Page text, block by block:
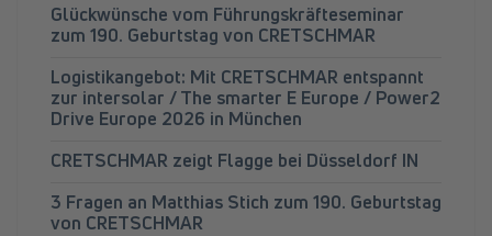
Glückwünsche vom Führungskräfteseminar
zum 190. Geburtstag von CRETSCHMAR
Logistikangebot: Mit CRETSCHMAR entspannt
zur intersolar / The smarter E Europe / Power2
Drive Europe 2026 in München
CRETSCHMAR zeigt Flagge bei Düsseldorf IN
3 Fragen an Matthias Stich zum 190. Geburtstag
von CRETSCHMAR